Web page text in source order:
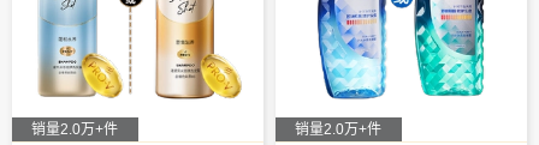
销量2.0万+件
销量2.0万+件